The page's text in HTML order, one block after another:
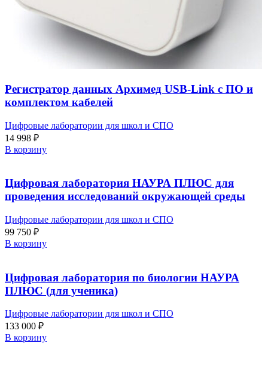
Регистратор данных Архимед USB-Link с ПО и
комплектом кабелей
Цифровые лаборатории для школ и СПО
14 998 ₽
В корзину
Цифровая лаборатория НАУРА ПЛЮС для
проведения исследований окружающей среды
Цифровые лаборатории для школ и СПО
99 750 ₽
В корзину
Цифровая лаборатория по биологии НАУРА
ПЛЮС (для ученика)
Цифровые лаборатории для школ и СПО
133 000 ₽
В корзину